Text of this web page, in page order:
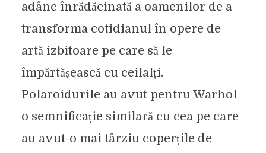
adânc înrădăcinată a oamenilor de a
transforma cotidianul în opere de
artă izbitoare pe care să le
împărtășească cu ceilalți.
Polaroidurile au avut pentru Warhol
o semnificație similară cu cea pe care
au avut-o mai târziu coperțile de